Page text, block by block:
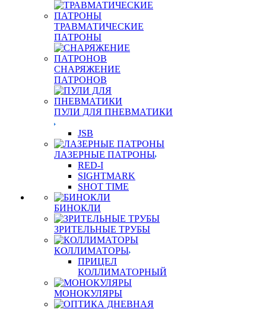
ТРАВМАТИЧЕСКИЕ
ПАТРОНЫ
СНАРЯЖЕНИЕ
ПАТРОНОВ
ПУЛИ ДЛЯ ПНЕВМАТИКИ
JSB
ЛАЗЕРНЫЕ ПАТРОНЫ
RED-I
SIGHTMARK
SHOT TIME
БИНОКЛИ
ЗРИТЕЛЬНЫЕ ТРУБЫ
КОЛЛИМАТОРЫ
ПРИЦЕЛ
КОЛЛИМАТОРНЫЙ
МОНОКУЛЯРЫ